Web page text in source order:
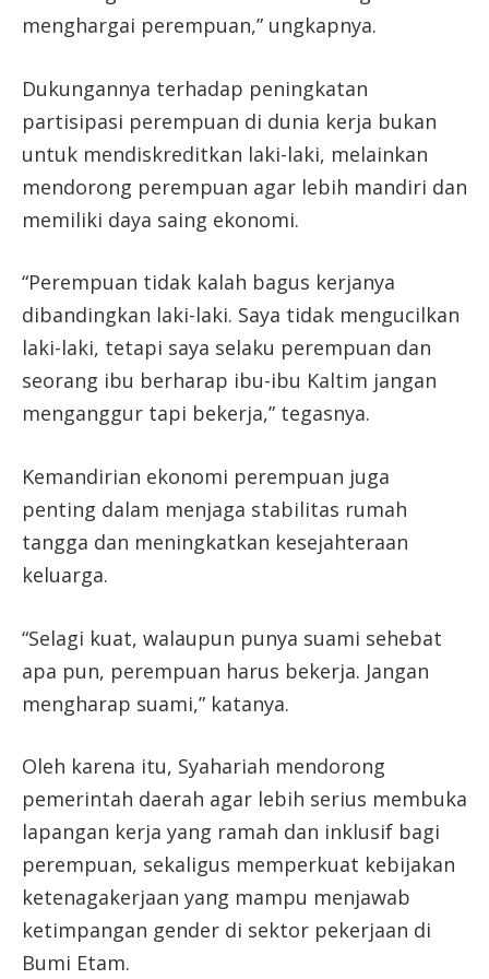
menghargai perempuan,” ungkapnya.
Dukungannya terhadap peningkatan
partisipasi perempuan di dunia kerja bukan
untuk mendiskreditkan laki-laki, melainkan
mendorong perempuan agar lebih mandiri dan
memiliki daya saing ekonomi.
“Perempuan tidak kalah bagus kerjanya
dibandingkan laki-laki. Saya tidak mengucilkan
laki-laki, tetapi saya selaku perempuan dan
seorang ibu berharap ibu-ibu Kaltim jangan
menganggur tapi bekerja,” tegasnya.
Kemandirian ekonomi perempuan juga
penting dalam menjaga stabilitas rumah
tangga dan meningkatkan kesejahteraan
keluarga.
“Selagi kuat, walaupun punya suami sehebat
apa pun, perempuan harus bekerja. Jangan
mengharap suami,” katanya.
Oleh karena itu, Syahariah mendorong
pemerintah daerah agar lebih serius membuka
lapangan kerja yang ramah dan inklusif bagi
perempuan, sekaligus memperkuat kebijakan
ketenagakerjaan yang mampu menjawab
ketimpangan gender di sektor pekerjaan di
Bumi Etam.